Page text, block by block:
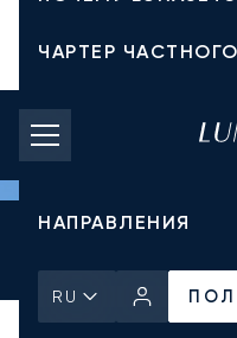
ЧАРТЕР
СТОИМОСТЬ
ЧАСТНЫЕ
НАПРАВЛЕНИЯ
RU